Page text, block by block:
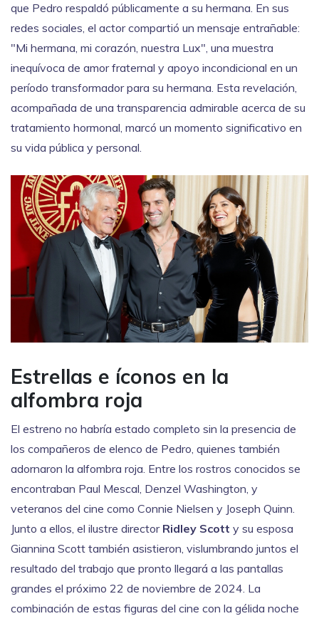
que Pedro respaldó públicamente a su hermana. En sus
redes sociales, el actor compartió un mensaje entrañable:
"Mi hermana, mi corazón, nuestra Lux", una muestra
inequívoca de amor fraternal y apoyo incondicional en un
período transformador para su hermana. Esta revelación,
acompañada de una transparencia admirable acerca de su
tratamiento hormonal, marcó un momento significativo en
su vida pública y personal.
Estrellas e íconos en la
alfombra roja
El estreno no habría estado completo sin la presencia de
los compañeros de elenco de Pedro, quienes también
adornaron la alfombra roja. Entre los rostros conocidos se
encontraban Paul Mescal, Denzel Washington, y
veteranos del cine como Connie Nielsen y Joseph Quinn.
Junto a ellos, el ilustre director Ridley Scott y su esposa
Giannina Scott también asistieron, vislumbrando juntos el
resultado del trabajo que pronto llegará a las pantallas
grandes el próximo 22 de noviembre de 2024. La
combinación de estas figuras del cine con la gélida noche